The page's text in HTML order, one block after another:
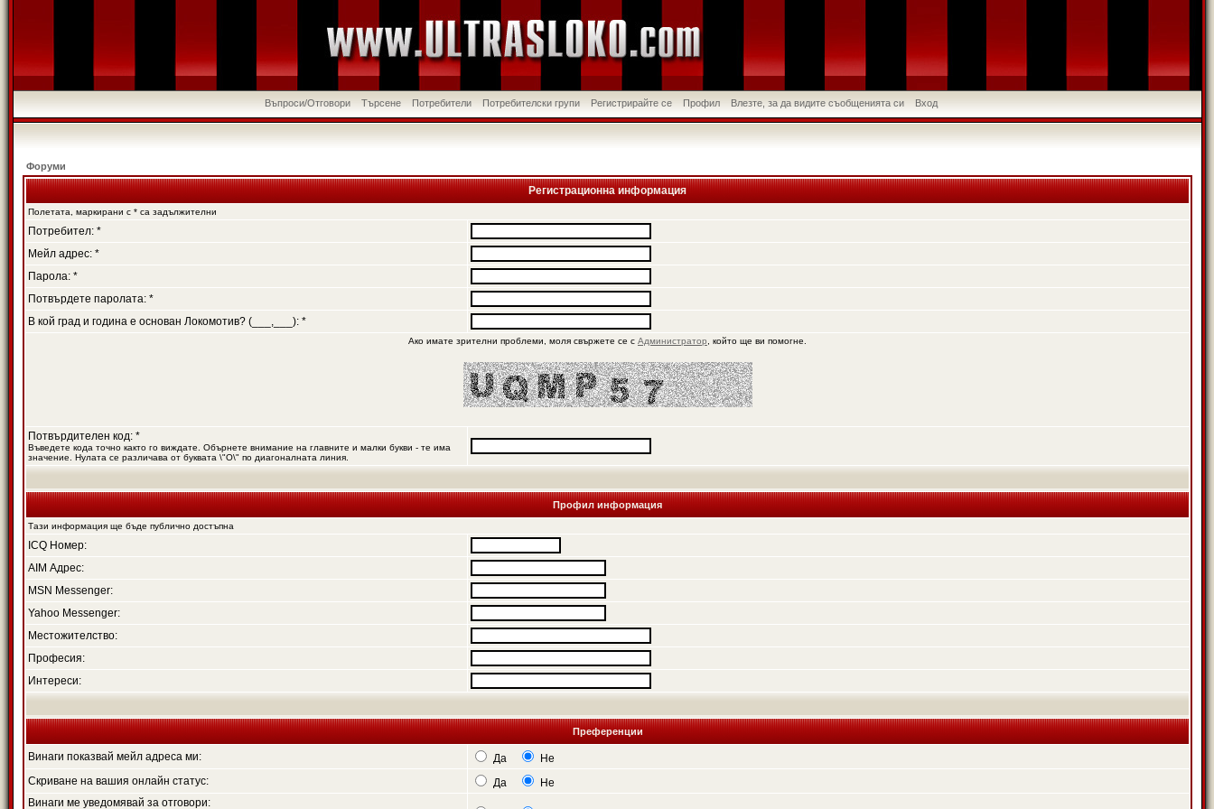
Въпроси/Отговори Търсене Потребители Потребителски групи Регистрирайте се Профил Влезте, за да видите съобщенията си Вход
Форуми
Регистрационна информация
Полетата, маркирани с * са задължителни
Потребител: *
Мейл адрес: *
Парола: *
Потвърдете паролата: *
В кой град и година е основан Локомотив? (___,___): *
Ако имате зрителни проблеми, моля свържете се с Администратор , който ще ви помогне.
Потвърдителен код: *
Въведете кода точно както го виждате. Обърнете внимание на главните и малки букви - те има
значение. Нулата се различава от буквата \"O\" по диагоналната линия.
Профил информация
Тази информация ще бъде публично достъпна
ICQ Номер:
AIM Адрес:
MSN Messenger:
Yahoo Messenger:
Местожителство:
Професия:
Интереси:
Преференции
Винаги показвай мейл адреса ми: Да
Не
Скриване на вашия онлайн статус:
Да
Не
Винаги ме уведомявай за отговори: